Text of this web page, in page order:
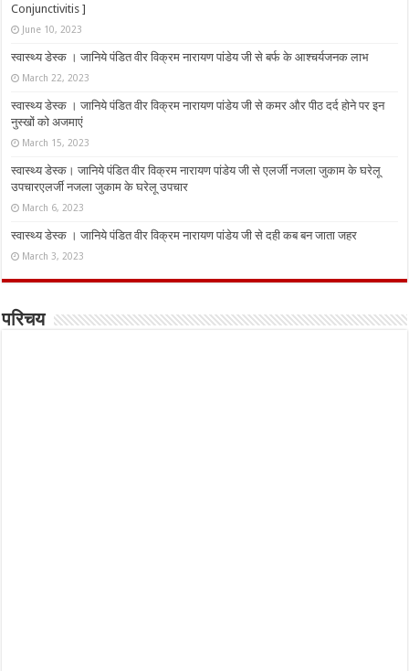
Conjunctivitis ]
June 10, 2023
स्वास्थ्य डेस्क । जानिये पंडित वीर विक्रम नारायण पांडेय जी से बर्फ के आश्चर्यजनक लाभ
March 22, 2023
स्वास्थ्य डेस्क । जानिये पंडित वीर विक्रम नारायण पांडेय जी से कमर और पीठ दर्द होने पर इन
नुस्‍खों को अजमाएं
March 15, 2023
स्वास्थ्य डेस्क। जानिये पंडित वीर विक्रम नारायण पांडेय जी से एलर्जी नजला जुकाम के घरेलू
उपचारएलर्जी नजला जुकाम के घरेलू उपचार
March 6, 2023
स्वास्थ्य डेस्क । जानिये पंडित वीर विक्रम नारायण पांडेय जी से दही कब बन जाता जहर
March 3, 2023
परिचय